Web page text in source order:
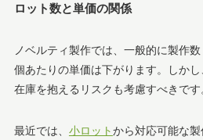
ロット数と単価の関係
ノベルティ製作では、一般的に製作
個あたりの単価は下がります。しか
在庫を抱えるリスクも考慮すべきです
最近では、 小ロットから対応可能な